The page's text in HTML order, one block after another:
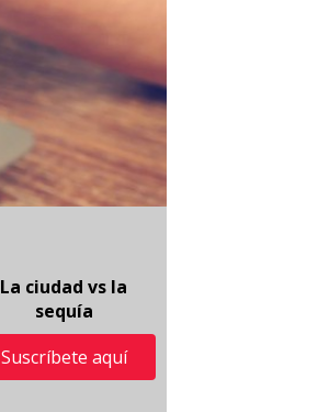
La ciudad vs la
sequía
Suscríbete aquí